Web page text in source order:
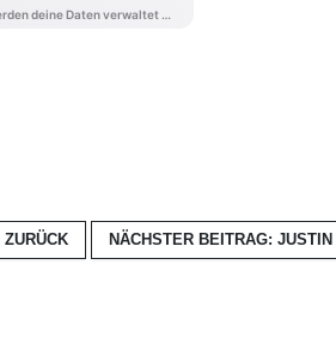
ZURÜCK NÄCHSTER BEITRAG: